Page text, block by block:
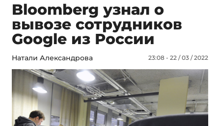
Bloomberg узнал о
вывозе сотрудников
Google из России
Натали Александрова 23:08 - 22 / 03 / 2022